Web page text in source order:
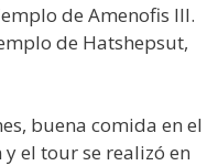
de Amenofis III.
de Hatshepsut,
buena comida en el
el tour se realizó en